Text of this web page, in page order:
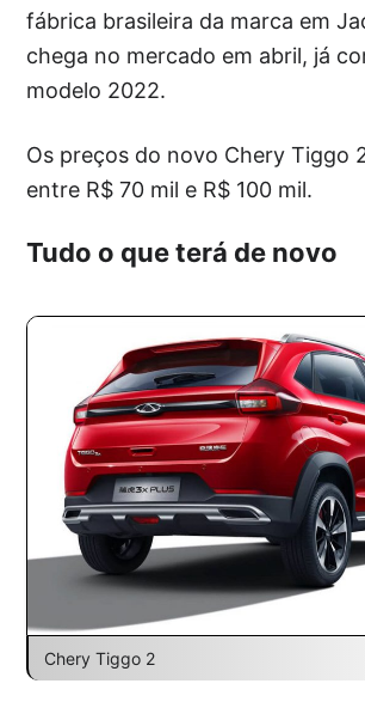
fábrica brasileira da marca em
chega no mercado em abril, já
modelo 2022.
Os preços do novo Chery Tiggo
entre R$ 70 mil e R$ 100 mil.
Tudo o que terá de novo
Chery Tiggo 2